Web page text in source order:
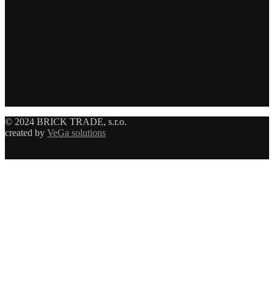
© 2024 BRICK TRADE, s.r.o.
created by VeGa solutions